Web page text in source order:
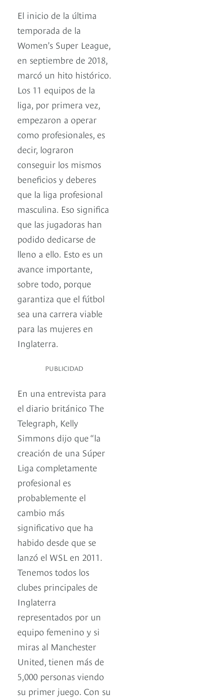
El inicio de la última
temporada de la
Women’s Super League,
en septiembre de 2018,
marcó un hito histórico.
Los 11 equipos de la
liga, por primera vez,
empezaron a operar
como profesionales, es
decir, lograron
conseguir los mismos
beneficios y deberes
que la liga profesional
masculina. Eso significa
que las jugadoras han
podido dedicarse de
lleno a ello. Esto es un
avance importante,
sobre todo, porque
garantiza que el fútbol
sea una carrera viable
para las mujeres en
Inglaterra.
PUBLICIDAD
En una entrevista para
el diario británico The
Telegraph, Kelly
Simmons dijo que “la
creación de una Súper
Liga completamente
profesional es
probablemente el
cambio más
significativo que ha
habido desde que se
lanzó el WSL en 2011.
Tenemos todos los
clubes principales de
Inglaterra
representados por un
equipo femenino y si
miras al Manchester
United, tienen más de
5,000 personas viendo
su primer juego. Con su